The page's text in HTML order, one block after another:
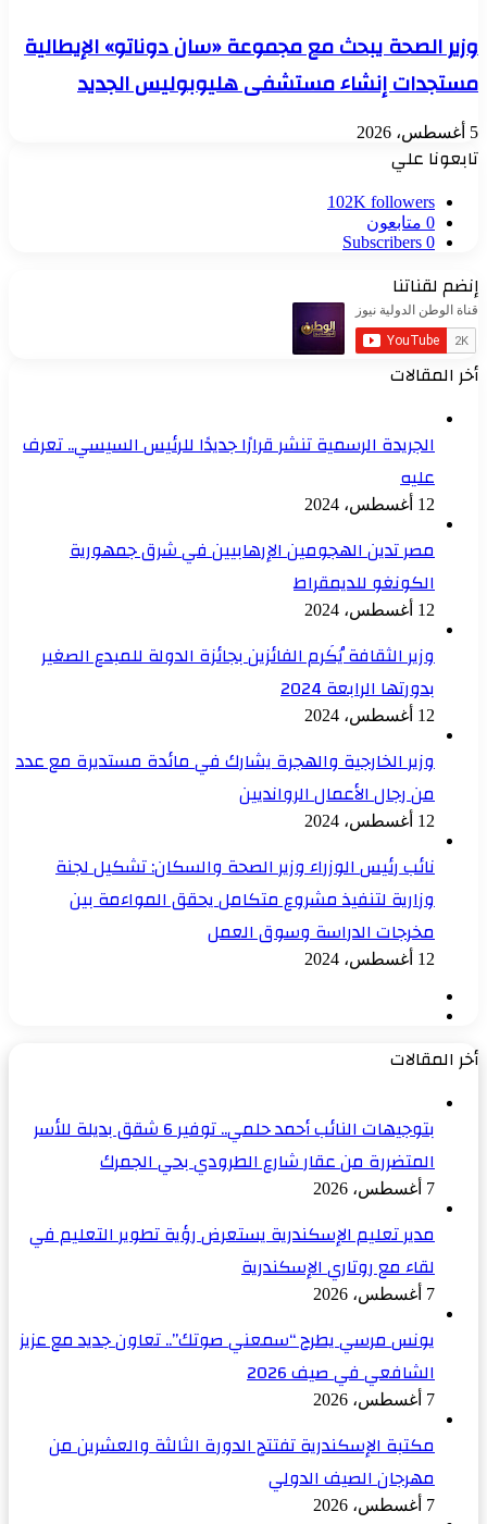
وزير الصحة يبحث مع مجموعة «سان دوناتو» الإيطالية
مستجدات إنشاء مستشفى هليوبوليس الجديد
5 أغسطس، 2026
تابعونا علي
102K followers
0 متابعون
0
Subscribers
إنضم لقناتنا
أخر المقالات
الجريدة الرسمية تنشر قرارًا جديدًا للرئيس السيسي.. تعرف
عليه
12 أغسطس، 2024
مصر تدين الهجومين الإرهابيين في شرق جمهورية
الكونغو للديمقراط
12 أغسطس، 2024
وزير الثقافة يُكَرم الفائزين بجائزة الدولة للمبدع الصغير
بدورتها الرابعة 2024
12 أغسطس، 2024
وزير الخارجية والهجرة يشارك في مائدة مستديرة مع عدد
من رجال الأعمال الروانديين
12 أغسطس، 2024
نائب رئيس الوزراء وزير الصحة والسكان: تشكيل لجنة
وزارية لتنفيذ مشروع متكامل يحقق المواءمة بين
مخرجات الدراسة وسوق العمل
12 أغسطس، 2024
أخر المقالات
بتوجيهات النائب أحمد حلمي.. توفير 6 شقق بديلة للأسر
المتضررة من عقار شارع الطرودي بحي الجمرك
7 أغسطس، 2026
مدير تعليم الإسكندرية يستعرض رؤية تطوير التعليم في
لقاء مع روتاري الإسكندرية
7 أغسطس، 2026
يونس مرسي يطرح “سمعني صوتك”.. تعاون جديد مع عزيز
الشافعي في صيف 2026
7 أغسطس، 2026
مكتبة الإسكندرية تفتتح الدورة الثالثة والعشرين من
مهرجان الصيف الدولي
7 أغسطس، 2026